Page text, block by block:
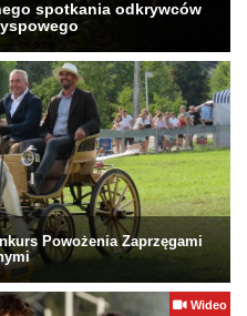
spotkania odkrywców
Powożenia Zaprzęgami
Wideo